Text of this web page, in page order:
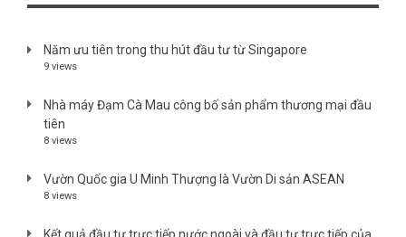
Năm ưu tiên trong thu hút đầu tư từ Singapore
9 views
Nhà máy Đạm Cà Mau công bố sản phẩm thương mại đầu
tiên
8 views
Vườn Quốc gia U Minh Thượng là Vườn Di sản ASEAN
8 views